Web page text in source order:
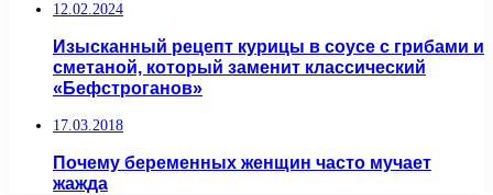
12.02.2024
Изысканный рецепт курицы в соусе с грибами и
сметаной, который заменит классический
«Бефстроганов»
17.03.2018
Почему беременных женщин часто мучает
жажда